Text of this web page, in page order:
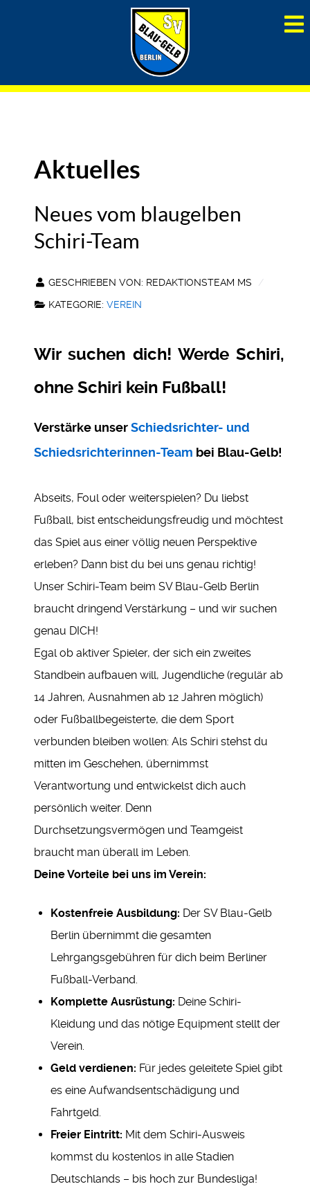
Aktuelles
Neues vom blaugelben
Schiri-Team
GESCHRIEBEN VON: REDAKTIONSTEAM MS
KATEGORIE: VEREIN
Wir suchen dich! Werde Schiri,
ohne Schiri kein Fußball!
Verstärke unserSchiedsrichter- und
Schiedsrichterinnen-Team bei Blau-Gelb!
Abseits, Foul oder weiterspielen? Du liebst
Fußball, bist entscheidungsfreudig und möchtest
das Spiel aus einer völlig neuen Perspektive
erleben? Dann bist du bei uns genau richtig!
Unser Schiri-Team beim SV Blau-Gelb Berlin
braucht dringend Verstärkung – und wir suchen
genau DICH!
Egal ob aktiver Spieler, der sich ein zweites
Standbein aufbauen will, Jugendliche (regulär ab
14 Jahren, Ausnahmen ab 12 Jahren möglich)
oder Fußballbegeisterte, die dem Sport
verbunden bleiben wollen: Als Schiri stehst du
mitten im Geschehen, übernimmst
Verantwortung und entwickelst dich auch
persönlich weiter. Denn
Durchsetzungsvermögen und Teamgeist
braucht man überall im Leben.
Deine Vorteile bei uns im Verein:
Kostenfreie Ausbildung: Der SV Blau-Gelb
Berlin übernimmt die gesamten
Lehrgangsgebühren für dich beim Berliner
Fußball-Verband.
Komplette Ausrüstung: Deine Schiri-
Kleidung und das nötige Equipment stellt der
Verein.
Geld verdienen: Für jedes geleitete Spiel gibt
es eine Aufwandsentschädigung und
Fahrtgeld.
Freier Eintritt: Mit dem Schiri-Ausweis
kommst du kostenlos in alle Stadien
Deutschlands – bis hoch zur Bundesliga!